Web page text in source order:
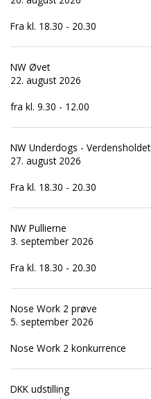
Fra kl. 18.30 - 20.30
NW Øvet
22. august 2026
fra kl. 9.30 - 12.00
NW Underdogs - Verdensholdet
27. august 2026
Fra kl. 18.30 - 20.30
NW Pullierne
3. september 2026
Fra kl. 18.30 - 20.30
Nose Work 2 prøve
5. september 2026
Nose Work 2 konkurrence
DKK udstilling